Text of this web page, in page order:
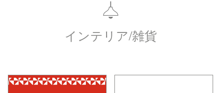
インテリア/雑貨